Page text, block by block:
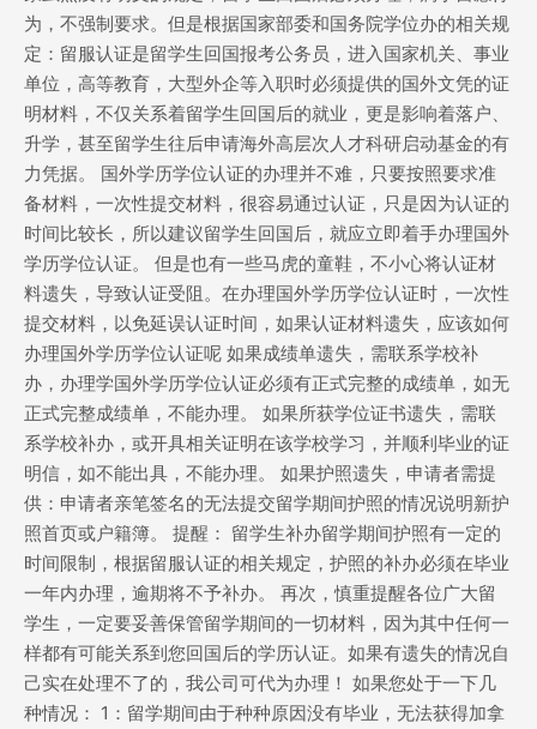
为，不强制要求。但是根据国家部委和国务院学位办的相关规
定：留服认证是留学生回国报考公务员，进入国家机关、事业
单位，高等教育，大型外企等入职时必须提供的国外文凭的证
明材料，不仅关系着留学生回国后的就业，更是影响着落户、
升学，甚至留学生往后申请海外高层次人才科研启动基金的有
力凭据。 国外学历学位认证的办理并不难，只要按照要求准
备材料，一次性提交材料，很容易通过认证，只是因为认证的
时间比较长，所以建议留学生回国后，就应立即着手办理国外
学历学位认证。 但是也有一些马虎的童鞋，不小心将认证材
料遗失，导致认证受阻。在办理国外学历学位认证时，一次性
提交材料，以免延误认证时间，如果认证材料遗失，应该如何
办理国外学历学位认证呢 如果成绩单遗失，需联系学校补
办，办理学国外学历学位认证必须有正式完整的成绩单，如无
正式完整成绩单，不能办理。 如果所获学位证书遗失，需联
系学校补办，或开具相关证明在该学校学习，并顺利毕业的证
明信，如不能出具，不能办理。 如果护照遗失，申请者需提
供：申请者亲笔签名的无法提交留学期间护照的情况说明新护
照首页或户籍簿。 提醒： 留学生补办留学期间护照有一定的
时间限制，根据留服认证的相关规定，护照的补办必须在毕业
一年内办理，逾期将不予补办。 再次，慎重提醒各位广大留
学生，一定要妥善保管留学期间的一切材料，因为其中任何一
样都有可能关系到您回国后的学历认证。如果有遗失的情况自
己实在处理不了的，我公司可代为办理！ 如果您处于一下几
种情况： 1：留学期间由于种种原因没有毕业，无法获得加拿